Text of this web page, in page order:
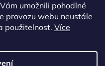
umožnili pohodlné
provozu webu neustále
použitelnost. Více